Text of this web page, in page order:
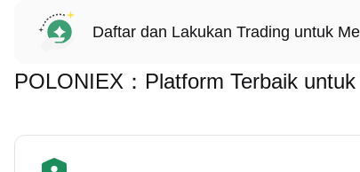
Daftar dan Lakukan Trading untuk
POLONIEX：Platform Terbaik